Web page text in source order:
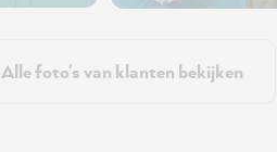
Alle foto's van klanten bekijken